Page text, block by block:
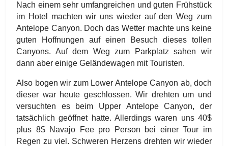
Nach einem sehr umfangreichen und guten Frühstück
im Hotel machten wir uns wieder auf den Weg zum
Antelope Canyon. Doch das Wetter machte uns keine
guten Hoffnungen auf einen Besuch dieses tollen
Canyons. Auf dem Weg zum Parkplatz sahen wir
dann aber einige Geländewagen mit Touristen.
Also bogen wir zum Lower Antelope Canyon ab, doch
dieser war heute geschlossen. Wir drehten um und
versuchten es beim Upper Antelope Canyon, der
tatsächlich geöffnet hatte. Allerdings waren uns 40$
plus 8$ Navajo Fee pro Person bei einer Tour im
Regen zu viel. Schweren Herzens drehten wir wieder